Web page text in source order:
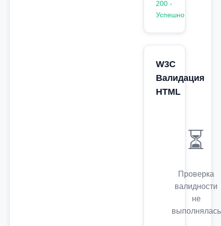
200 -
Успешно
W3C
Валидация
HTML
⏳
Проверка
валидности
не
выполнялась